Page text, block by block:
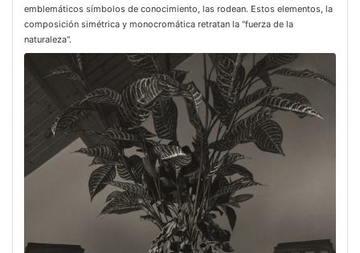
emblemáticos símbolos de conocimiento, las rodean. Estos elementos, la
composición simétrica y monocromática retratan la "fuerza de la
naturaleza".